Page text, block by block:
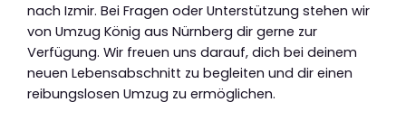
nach Izmir. Bei Fragen oder Unterstützung stehen wir
von Umzug König aus Nürnberg dir gerne zur
Verfügung. Wir freuen uns darauf, dich bei deinem
neuen Lebensabschnitt zu begleiten und dir einen
reibungslosen Umzug zu ermöglichen.